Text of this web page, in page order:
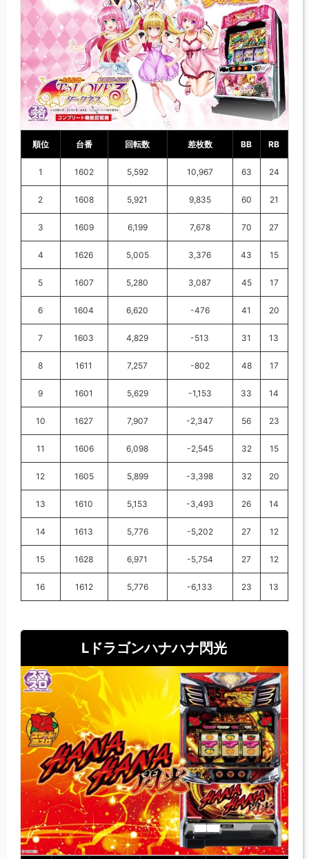
順位 台番 回転数 差枚数 BB RB
1 1602 5,592 10,967 63 24
2 1608 5,921 9,835 60 21
3 1609 6,199 7,678 70 27
4 1626 5,005 3,376 43 15
5 1607 5,280 3,087 45 17
6 1604 6,620 -476 41 20
7 1603 4,829 -513 31 13
8 1611 7,257 -802 48 17
9 1601 5,629 -1,153 33 14
10 1627 7,907 -2,347 56 23
11 1606 6,098 -2,545 32 15
12 1605 5,899 -3,398 32 20
13 1610 5,153 -3,493 26 14
14 1613 5,776 -5,202 27 12
15 1628 6,971 -5,754 27 12
16 1612 5,776 -6,133 23 13
Lドラゴンハナハナ閃光